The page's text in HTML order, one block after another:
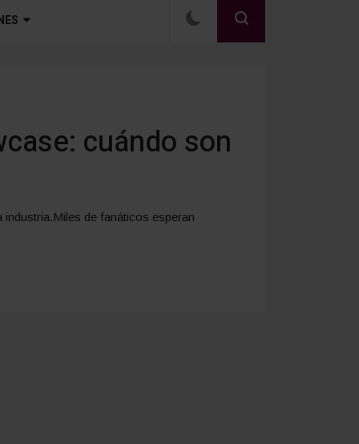
cuándo son
de fanáticos esperan